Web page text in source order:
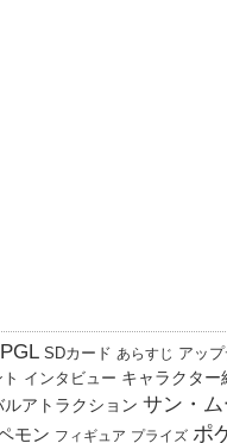
PGL SDカード あらすじ アップ
インタビュー キャラクター
ルアトラクション サン・ム
モン フィギュア プライズ ポ